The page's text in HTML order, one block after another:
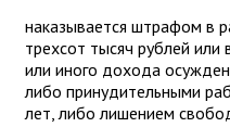
наказывается штрафом в
трехсот тысяч рублей
или иного дохода
либо принудительными
лет, либо лишением